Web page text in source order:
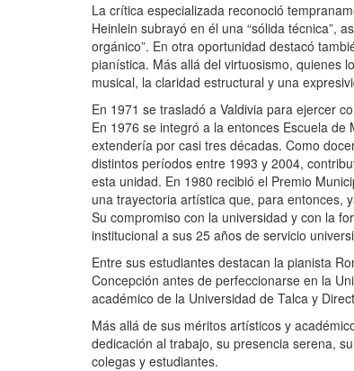
La crítica especializada reconoció
Heinlein subrayó en él una “sólida técnica”,
orgánico”. En otra oportunidad destacó
pianística. Más allá del virtuosismo, quienes
musical, la claridad estructural y una
En 1971 se trasladó a Valdivia para ejercer
En 1976 se integró a la entonces Escuela
extendería por casi tres décadas. Como
distintos períodos entre 1993 y 2004,
esta unidad. En 1980 recibió el Premio
una trayectoria artística que, para entonces,
Su compromiso con la universidad y con la
institucional a sus 25 años de servicio
Entre sus estudiantes destacan la pianista
Concepción antes de perfeccionarse en la
académico de la Universidad de Talca y
Más allá de sus méritos artísticos y
dedicación al trabajo, su presencia serena,
colegas y estudiantes.